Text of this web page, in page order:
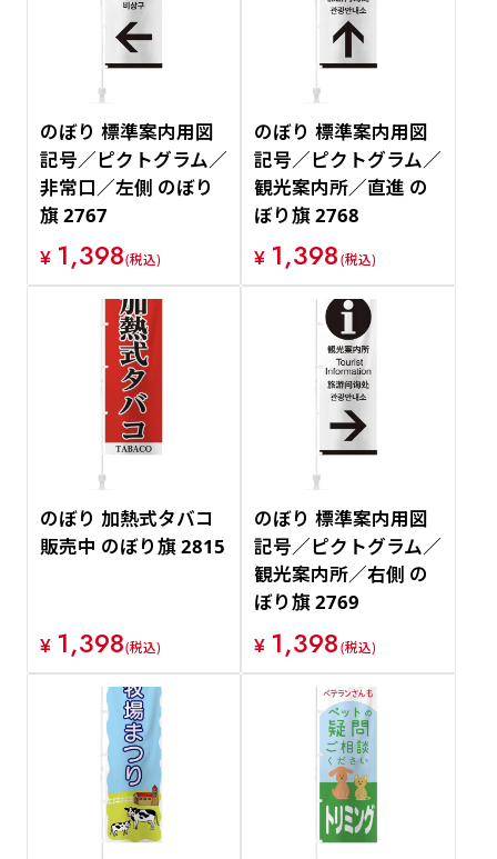
のぼり 標準案内用図
記号／ピクトグラム／
非常口／左側 のぼり
旗 2767
¥ 1,398(税込)
のぼり 標準案内用図
記号／ピクトグラム／
観光案内所／直進 の
ぼり旗 2768
¥ 1,398(税込)
のぼり 加熱式タバコ
販売中 のぼり旗 2815
¥ 1,398(税込)
のぼり 標準案内用図
記号／ピクトグラム／
観光案内所／右側 の
ぼり旗 2769
¥ 1,398(税込)